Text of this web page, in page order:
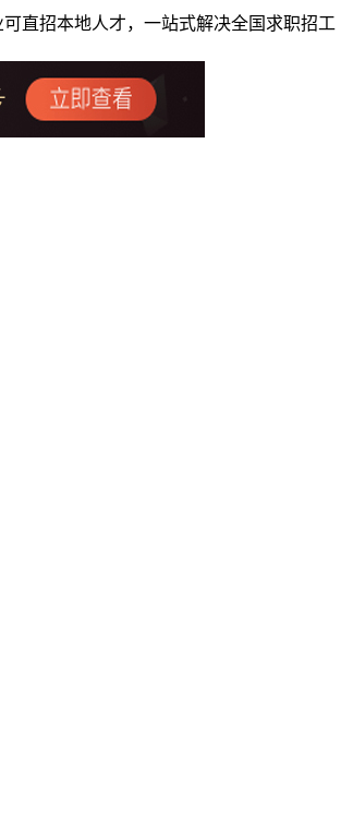
直招本地人才，一站式解决全国求职招工